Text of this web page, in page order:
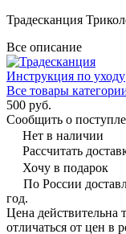
Традесканция
Все описание
Инструкция по уходу
Все товары
500 руб.
Сообщить о
Нет в наличии
Рассчитать
Хочу в подарок
По России
год.
Цена действительна
отличаться от цен в